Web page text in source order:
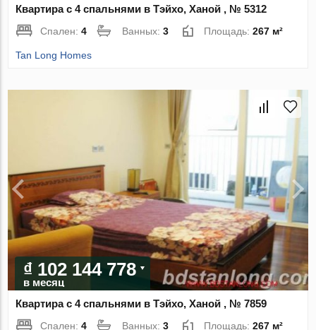
Квартира с 4 спальнями в Тэйхо, Ханой , № 5312
Спален:4 Ванных:3 Площадь:267 м²
Tan Long Homes
₫ 102 144 778
в месяц
Квартира с 4 спальнями в Тэйхо, Ханой , № 7859
Спален:4 Ванных:3 Площадь:267 м²